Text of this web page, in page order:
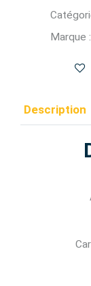
Marque :
Description